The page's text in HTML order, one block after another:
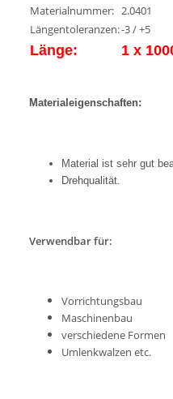
Materialnummer: 2.0401
Längentoleranzen:-3 / +5
Länge: 1 x
Materialeigenschaften:
Material ist sehr gut
Drehqualität.
Verwendbar für:
Vorrichtungsbau
Maschinenbau
verschiedene Formen
Umlenkwalzen etc.